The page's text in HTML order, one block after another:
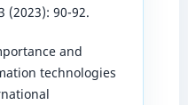
(2023): 90-92.
and
technologies